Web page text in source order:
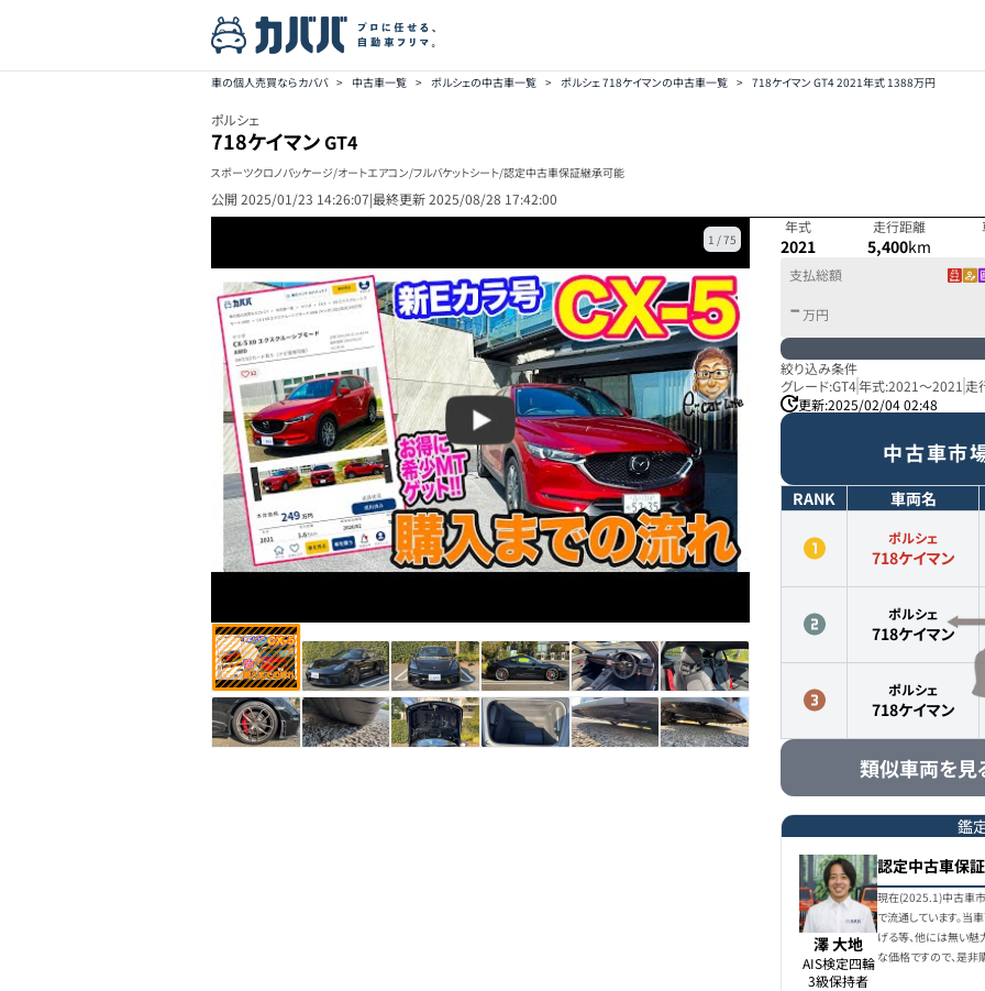
車の個人売買ならカババ > 中古車一覧 > ポルシェの中古車一覧 > ポルシェ 718ケイマンの中古車一覧 > 718ケイマン GT4 2021年式 1388万円
ポルシェ
718ケイマンGT4
スポーツクロノパッケージ/オートエアコン/フルバケットシート/認定中古車保証継承可能
公開 2025/01/23 14:26:07|最終更新2025/08/28 17:42:00
1 /75
年式
2021
走行距離
5,400km
支払総額
- 万円
絞り込み条件
グレード:GT4年式:2021～2021 走
更新:2025/02/04 02:48
中古車市
RANK 車両名
ポルシェ
718ケイマン
ポルシェ
718ケイマン
ポルシェ
718ケイマン
類似車両を見
鑑
澤 大地
AIS検定四輪
3級保持者
認定中古車保
現在(2025.1)中古車
で流通しています。
げる等、他には無い
な価格ですので、是非